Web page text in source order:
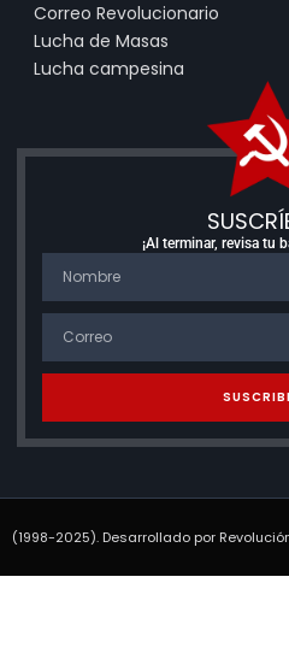
Correo Revolucionario
Lucha de Masas
Lucha campesina
¡Al terminar, revisa tu
(1998-2025). Desarrollado por